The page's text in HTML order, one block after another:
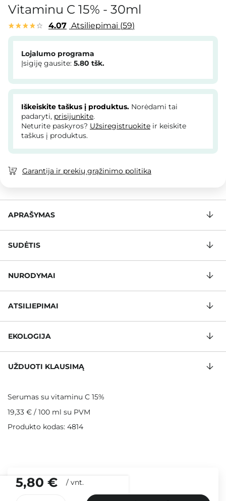
Vitaminu C 15% - 30ml
4.07 Atsiliepimai 59
5,80 € / vnt.
Lojalumo programa
Įsigiję gausite: 5.80 tšk.
Iškeiskite taškus į produktus. Norėdami tai
padaryti, prisijunkite.
Neturite paskyros? Užsiregistruokite ir keiskite
taškus į produktus.
Garantija ir prekių grąžinimo politika
APRAŠYMAS
SUDĖTIS
NURODYMAI
ATSILIEPIMAI
EKOLOGIJA
UŽDUOTI KLAUSIMĄ
Serumas su vitaminu C 15%
19,33 € / 100 ml su PVM
Produkto kodas: 4814